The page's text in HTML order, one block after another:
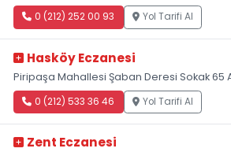
0 (212) 252 00 93 Yol Tarifi Al
Hasköy Eczanesi
Piripaşa Mahallesi Şaban Deresi Sokak 65
0 (212) 533 36 46 Yol Tarifi Al
Zent Eczanesi